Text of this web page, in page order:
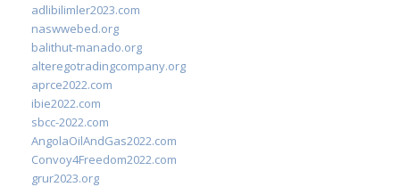
adlibilimler2023.com
naswwebed.org
balithut-manado.org
alteregotradingcompany.org
aprce2022.com
ibie2022.com
sbcc-2022.com
AngolaOilAndGas2022.com
Convoy4Freedom2022.com
grur2023.org